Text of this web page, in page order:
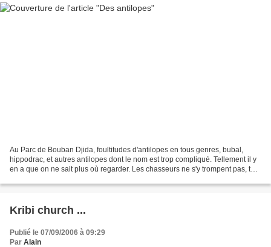
Au Parc de Bouban Djida, foultitudes d'antilopes en tous genres, bubal,
hippodrac, et autres antilopes dont le nom est trop compliqué. Tellement il y
en a que on ne sait plus où regarder. Les chasseurs ne s'y trompent pas, tout
Kribi church ...
Publié le 07/09/2006 à 09:29
Par Alain